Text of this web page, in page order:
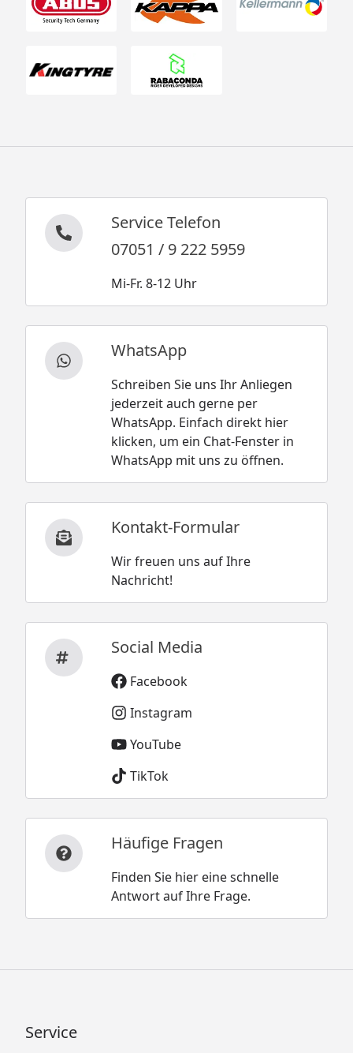
Service Telefon
07051 / 9 222 5959
Mi-Fr. 8-12 Uhr
WhatsApp
Schreiben Sie uns Ihr Anliegen
jederzeit auch gerne per
WhatsApp. Einfach direkt hier
klicken, um ein Chat-Fenster in
WhatsApp mit uns zu öffnen.
Kontakt-Formular
Wir freuen uns auf Ihre
Nachricht!
Social Media
Facebook
Instagram
YouTube
TikTok
Häufige Fragen
Finden Sie hier eine schnelle
Antwort auf Ihre Frage.
Service